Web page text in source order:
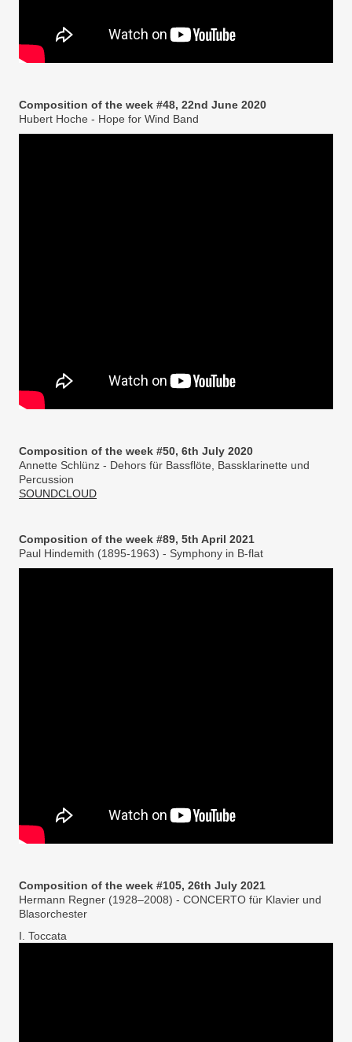
Composition of the week #48, 22nd June 2020
Hubert Hoche - Hope for Wind Band
Composition of the week #50, 6th July 2020
Annette Schlünz - Dehors für Bassflöte, Bassklarinette und
Percussion
SOUNDCLOUD
Composition of the week #89, 5th April 2021
Paul Hindemith (1895-1963) - Symphony in B-flat
Composition of the week #105, 26th July 2021
Hermann Regner (1928–2008) - CONCERTO für Klavier und
Blasorchester
I. Toccata